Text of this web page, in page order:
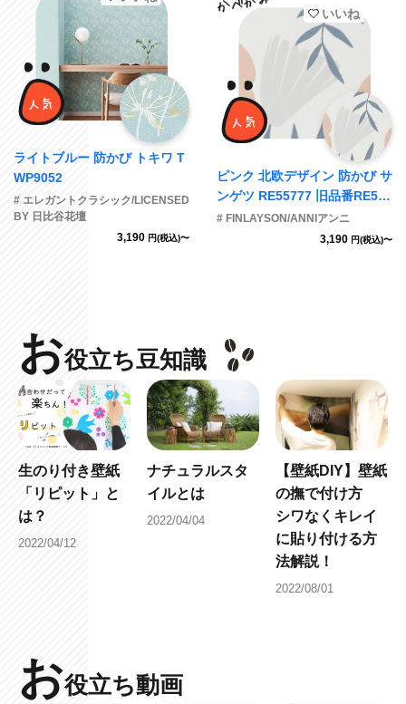
ライトブルー 防かび トキワ T
WP9052
# エレガントクラシック/LICENSED
BY 日比谷花壇
3,190 円(税込)〜
いいね
ピンク 北欧デザイン 防かび サ
ンゲツ RE55777 旧品番RE536
16
# FINLAYSON/ANNIアンニ
3,190 円(税込)〜
お役立ち豆知識
生のり付き壁紙
「リピット」と
は？
2022/04/12
ナチュラルスタ
イルとは
2022/04/04
【壁紙DIY】壁紙
の撫で付け方
シワなくキレイ
に貼り付ける方
法解説！
2022/08/01
お役立ち動画